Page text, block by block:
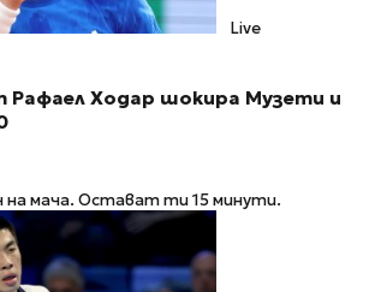
Live
Рафаел Ходар шокира Музети и
на мача. Остават ти 15 минути.